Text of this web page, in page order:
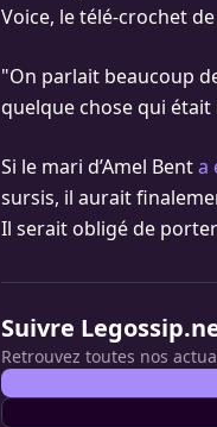
Voice, le télé-crochet de
"On parlait beaucoup
quelque chose qui était
Si le mari d’Amel Benta
sursis, il aurait
Il serait obligé de
Suivre
Retrouvez toutes nos